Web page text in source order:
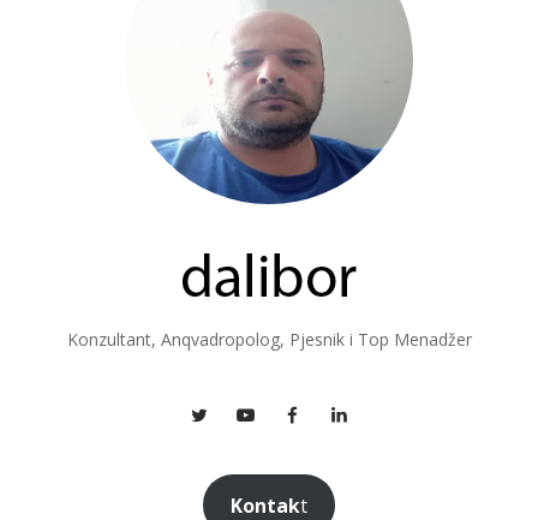
Konzultant, Anqvadropolog, Pjesnik i Top Menadžer
Kontakt